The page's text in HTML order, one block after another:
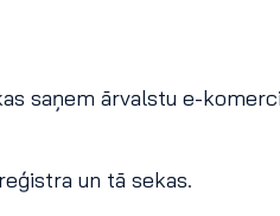
saņem ārvalstu e-
un tā sekas.